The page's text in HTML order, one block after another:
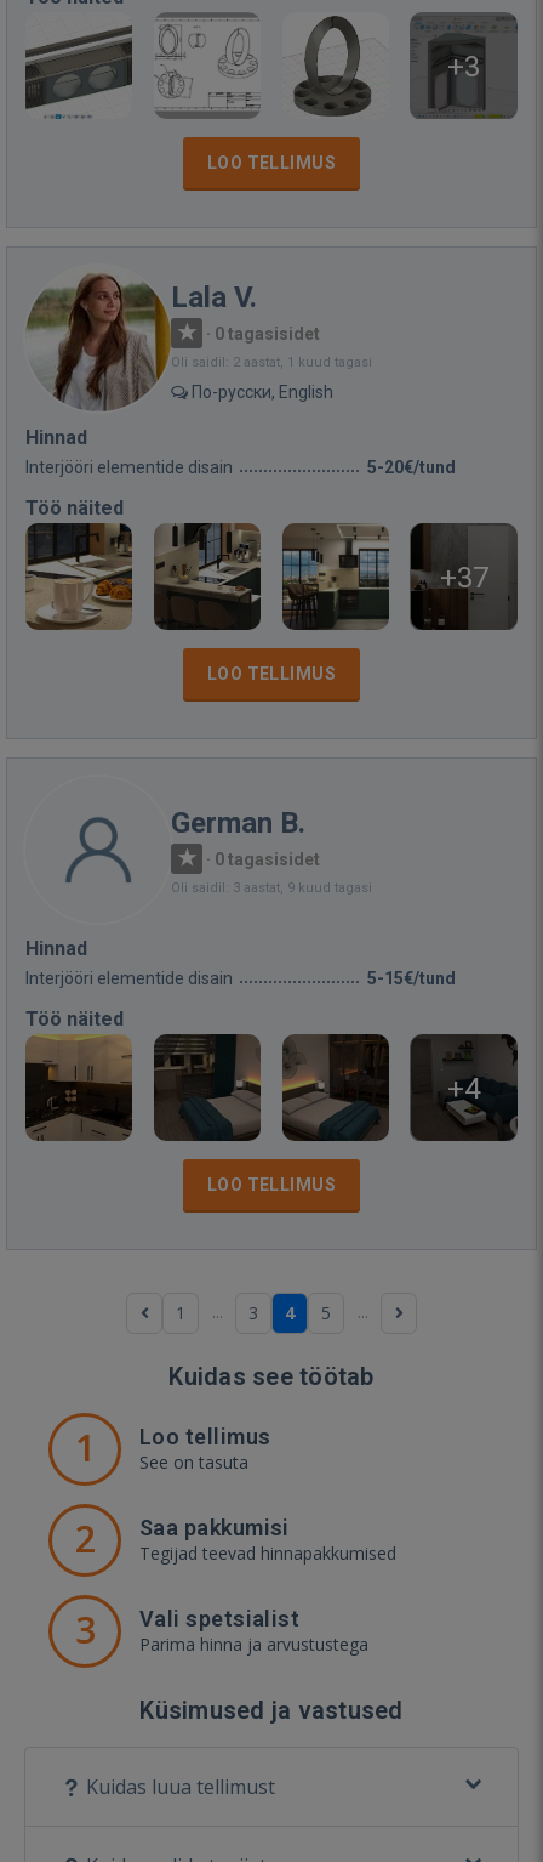
+3
LOO TELLIMUS
Lala V.
· 0 tagasisidet
Oli saidil: 2 aastat, 1 kuud tagasi
По-русски, English
Hinnad
Interjööri elementide disain 5-20€/tund
Töö näited
+37
LOO TELLIMUS
German B.
· 0 tagasisidet
Oli saidil: 3 aastat, 9 kuud tagasi
Hinnad
Interjööri elementide disain 5-15€/tund
Töö näited
+4
LOO TELLIMUS
1 ... 3 4 5 ...
Kuidas see töötab
1 Loo tellimus
See on tasuta
2 Saa pakkumisi
Tegijad teevad hinnapakkumised
3 Vali spetsialist
Parima hinna ja arvustustega
Küsimused ja vastused
Kuidas luua tellimust